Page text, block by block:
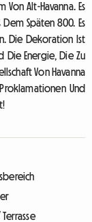
Alt-Havanna. Es
Späten 800. Es
Die Dekoration Ist
Die Energie, Die Zu
Von Havanna
Und